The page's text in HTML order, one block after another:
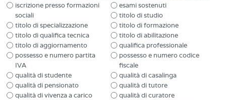
iscrizione presso formazioni
sociali
esami sostenuti
titolo di studio
titolo di specializzazione
titolo di formazione
titolo di qualifica tecnica
titolo di abilitazione
titolo di aggiornamento
qualifica professionale
possesso e numero partita
IVA
possesso e numero codice
fiscale
qualità di studente
qualità di casalinga
qualità di pensionato
qualità di tutore
qualità di vivenza a carico
qualità di curatore